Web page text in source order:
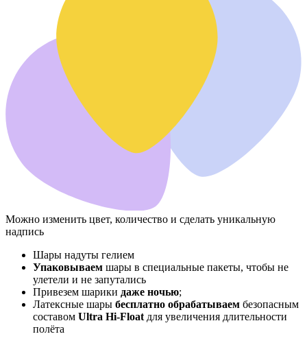
Можно изменить цвет, количество и сделать уникальную
надпись
Шары надуты гелием
Упаковываем шары в специальные пакеты, чтобы не
улетели и не запутались
Привезем шарики даже ночью;
Латексные шары бесплатно обрабатываем безопасным
составом Ultra Hi-Float для увеличения длительности
полёта